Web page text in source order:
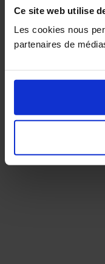
Ce site web utilise
Les cookies nous
partenaires de